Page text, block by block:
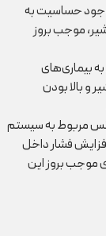
وجود حساسیت به
موجب بروز
به بیماری‌های
و بالا بودن
مربوط به سیستم
فشار داخل
موجب بروز این